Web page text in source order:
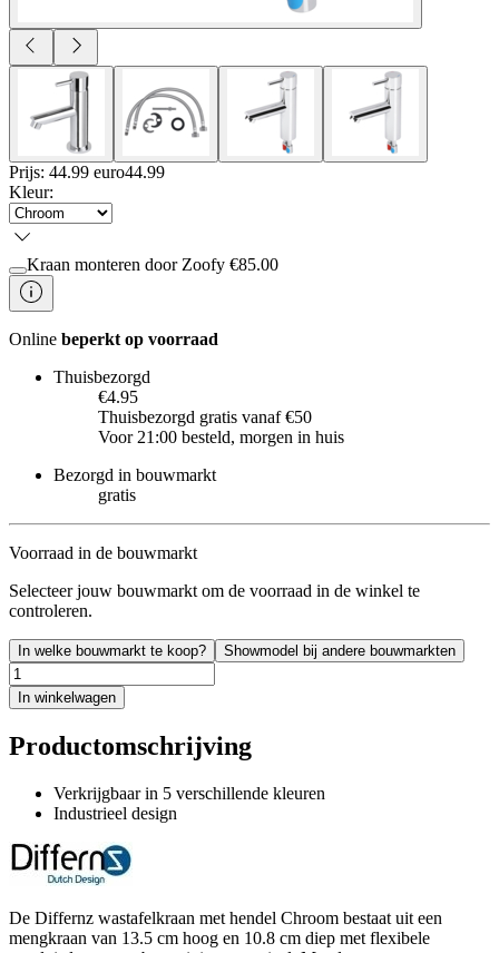
Prijs: 44.99 euro44.99
Kleur:
Kraan monteren door Zoofy €85.00
Online beperkt op voorraad
Thuisbezorgd
€4.95
Thuisbezorgd gratis vanaf €50
Voor 21:00 besteld, morgen in huis
Bezorgd in bouwmarkt
gratis
Voorraad in de bouwmarkt
Selecteer jouw bouwmarkt om de voorraad in de winkel te
controleren.
In welke bouwmarkt te koop? Showmodel bij andere bouwmarkten
In winkelwagen
Productomschrijving
Verkrijgbaar in 5 verschillende kleuren
Industrieel design
De Differnz wastafelkraan met hendel Chroom bestaat uit een
mengkraan van 13.5 cm hoog en 10.8 cm diep met flexibele